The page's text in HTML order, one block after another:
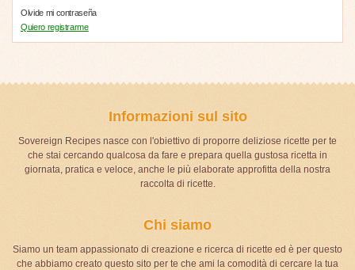
Olvide mi contraseña
Quiero registrarme
Informazioni sul sito
Sovereign Recipes nasce con l'obiettivo di proporre deliziose ricette per te
che stai cercando qualcosa da fare e prepara quella gustosa ricetta in
giornata, pratica e veloce, anche le più elaborate approfitta della nostra
raccolta di ricette.
Chi siamo
Siamo un team appassionato di creazione e ricerca di ricette ed è per questo
che abbiamo creato questo sito per te che ami la comodità di cercare la tua